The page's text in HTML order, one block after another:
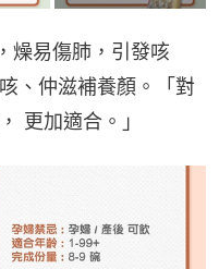
燥易傷肺，引發咳
、仲滋補養顏。「對
更加適合。」